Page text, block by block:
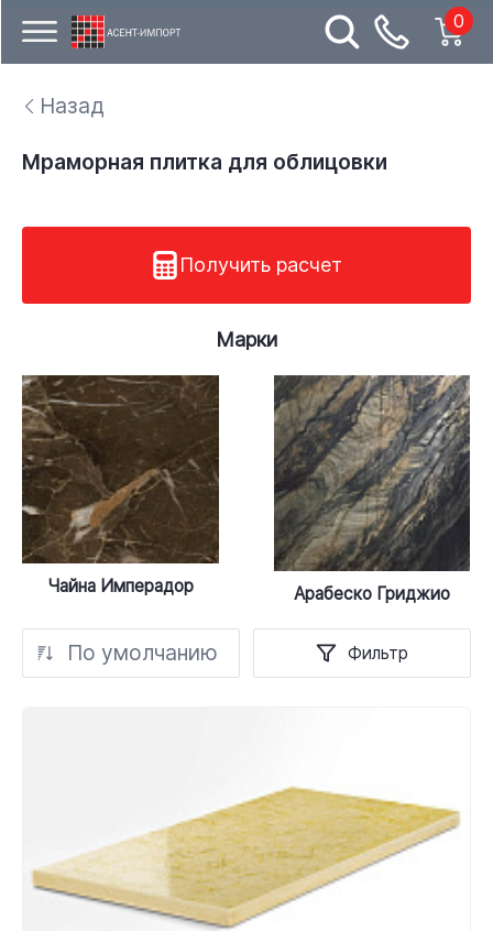
0
Назад
Мраморная плитка для облицовки
Получить расчет
Марки
Чайна Имперадор Арабеско Гриджио
По умолчанию Фильтр